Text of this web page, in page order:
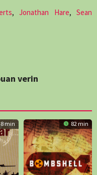
, Jonathan Hare, Sean
verin
min 82 min